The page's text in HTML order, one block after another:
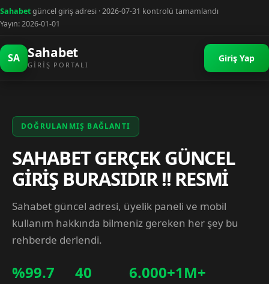
Sahabetgüncel giriş adresi · 2026-07-31 kontrolü tamamlandı
Yayın: 2026-01-01
SA Sahabet
GIRIŞ PORTALI
Giriş Yap
DOĞRULANMIŞ BAĞLANTI
SAHABET GERÇEK GÜNCEL
GİRİŞ BURASIDIR !! RESMİ
Sahabet güncel adresi, üyelik paneli ve mobil
kullanım hakkında bilmeniz gereken her şey bu
rehberde derlendi.
%99.7 40 6.000+1M+